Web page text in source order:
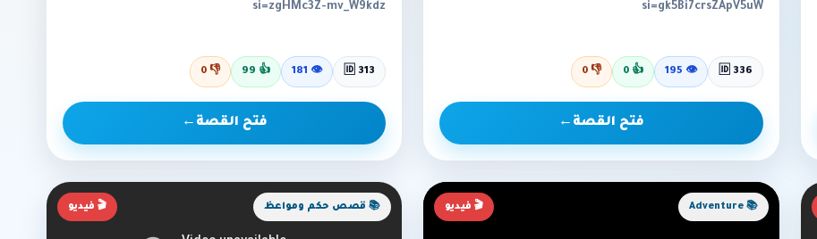
si=gk5Bi7crsZApV5uW
🆔 336
👁
195
👍
0
👎
0
فتح القصة ←
si=zgHMc3Z-mv_W9kdz
🆔 313
👁
181
👍
99
👎
0
فتح القصة ←
🎬 فيديو 📚 Adventure 🎬 فيديو 📚 قصص حكم ومواعظ